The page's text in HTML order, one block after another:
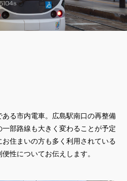
る市内電車。広島駅南口の再整備
部路線も大きく変わることが予定
住まいの方も多く利用されている
性についてお伝えします。